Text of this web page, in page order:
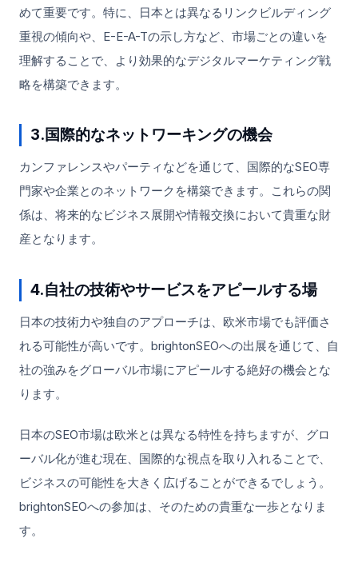
めて重要です。特に、日本とは異なるリンクビルディング
重視の傾向や、E-E-A-Tの示し方など、市場ごとの違いを
理解することで、より効果的なデジタルマーケティング戦
略を構築できます。
3.国際的なネットワーキングの機会
カンファレンスやパーティなどを通じて、国際的なSEO専
門家や企業とのネットワークを構築できます。これらの関
係は、将来的なビジネス展開や情報交換において貴重な財
産となります。
4.自社の技術やサービスをアピールする場
日本の技術力や独自のアプローチは、欧米市場でも評価さ
れる可能性が高いです。brightonSEOへの出展を通じて、自
社の強みをグローバル市場にアピールする絶好の機会とな
ります。
日本のSEO市場は欧米とは異なる特性を持ちますが、グロ
ーバル化が進む現在、国際的な視点を取り入れることで、
ビジネスの可能性を大きく広げることができるでしょう。
brightonSEOへの参加は、そのための貴重な一歩となりま
す。